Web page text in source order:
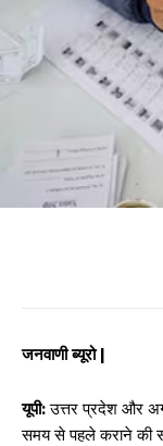
जनवाणी ब्यूरो |
यूपी:उत्तर प्रदेश और
समय से पहले कराने की